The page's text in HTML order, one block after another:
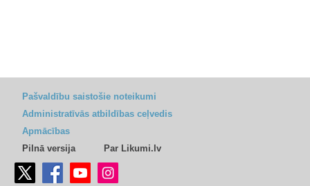
Pašvaldību saistošie noteikumi
Administratīvās atbildības ceļvedis
Apmācības
Pilnā versija
Par Likumi.lv